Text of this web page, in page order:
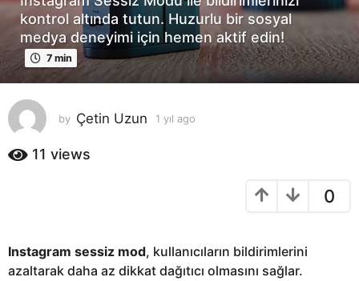
l
a
g
o
1
y
ı
a
kontrol altında tutun. Huzurlu bir sosyal
medya deneyimi için hemen aktif edin!
7 min
by Çetin Uzun 1 yıl ago
11 views
0
Instagram sessiz mod, kullanıcıların bildirimlerini
azaltarak daha az dikkat dağıtıcı olmasını sağlar.